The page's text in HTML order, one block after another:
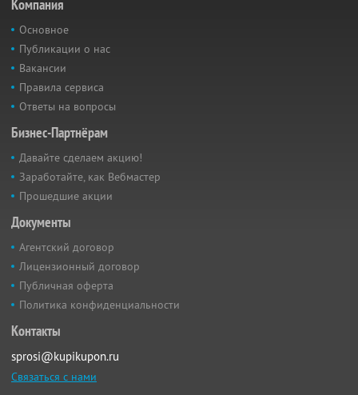
Компания
Основное
Публикации о нас
Вакансии
Правила сервиса
Ответы на вопросы
Бизнес-Партнёрам
Давайте сделаем акцию!
Заработайте, как Вебмастер
Прошедшие акции
Документы
Агентский договор
Лицензионный договор
Публичная оферта
Политика конфиденциальности
Контакты
sprosi@kupikupon.ru
Связаться с нами